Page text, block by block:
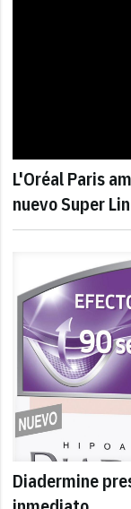
L'Oréal Paris
nuevo Super
Diadermine